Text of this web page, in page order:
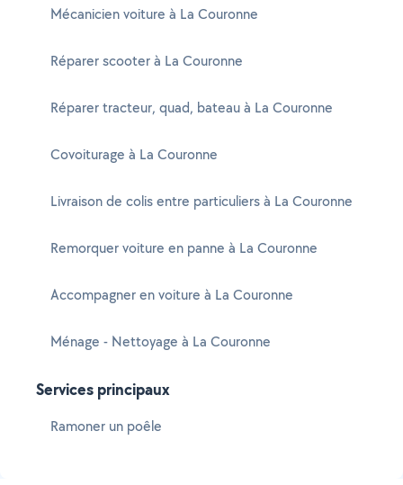
Mécanicien voiture à La Couronne
Réparer scooter à La Couronne
Réparer tracteur, quad, bateau à La Couronne
Covoiturage à La Couronne
Livraison de colis entre particuliers à La Couronne
Remorquer voiture en panne à La Couronne
Accompagner en voiture à La Couronne
Ménage - Nettoyage à La Couronne
Services principaux
Ramoner un poêle